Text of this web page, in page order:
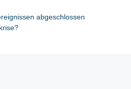
abgeschlossen